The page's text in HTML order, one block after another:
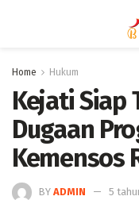
Home Hukum
Kejati Siap
Dugaan
Kemensos
BY ADMIN 5